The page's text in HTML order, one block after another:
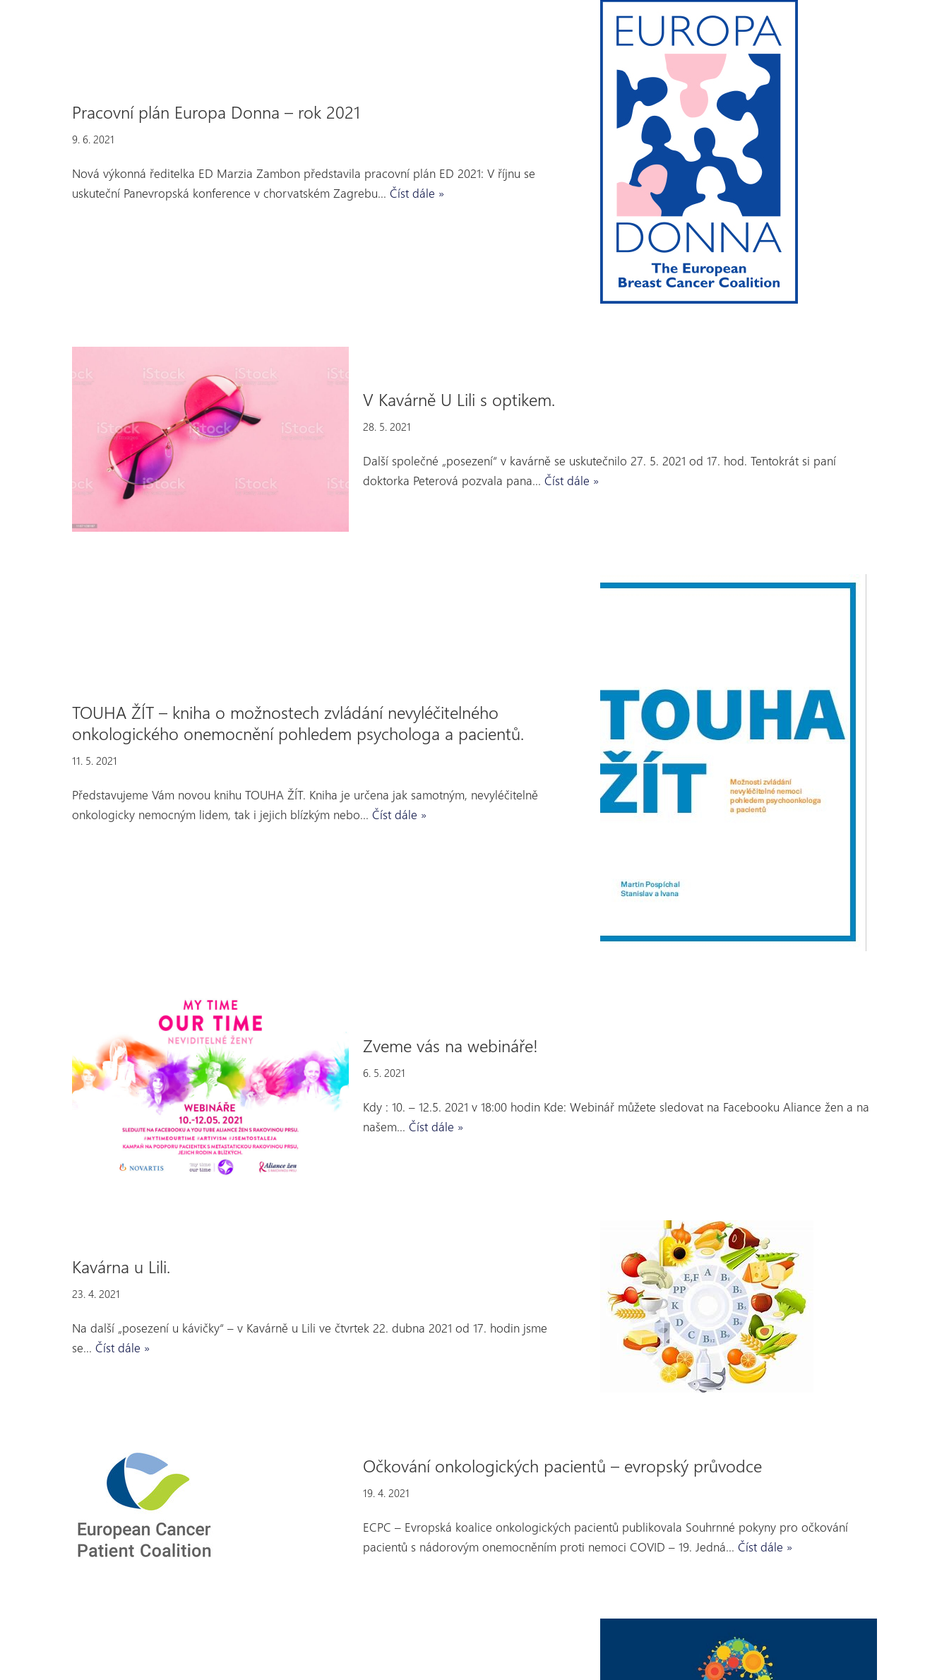
Pracovní plán Europa Donna – rok 2021
9. 6. 2021
Nová výkonná ředitelka ED Marzia Zambon představila pracovní plán ED 2021: V říjnu se
uskuteční Panevropská konference v chorvatském Zagrebu… Číst dále »
V Kavárně U Lili s optikem.
28. 5. 2021
Další společné „posezení“ v kavárně se uskutečnilo 27. 5. 2021 od 17. hod. Tentokrát si paní
doktorka Peterová pozvala pana… Číst dále »
TOUHA ŽÍT – kniha o možnostech zvládání nevyléčitelného
onkologického onemocnění pohledem psychologa a pacientů.
11. 5. 2021
Představujeme Vám novou knihu TOUHA ŽÍT. Kniha je určena jak samotným, nevyléčitelně
onkologicky nemocným lidem, tak i jejich blízkým nebo… Číst dále »
Zveme vás na webináře!
6. 5. 2021
Kdy : 10. – 12.5. 2021 v 18:00 hodin Kde: Webinář můžete sledovat na Facebooku Aliance žen a na
našem… Číst dále »
Kavárna u Lili.
23. 4. 2021
Na další „posezení u kávičky“ – v Kavárně u Lili ve čtvrtek 22. dubna 2021 od 17. hodin jsme
se… Číst dále »
Očkování onkologických pacientů – evropský průvodce
19. 4. 2021
ECPC – Evropská koalice onkologických pacientů publikovala Souhrnné pokyny pro očkování
pacientů s nádorovým onemocněním proti nemoci COVID – 19. Jedná… Číst dále »